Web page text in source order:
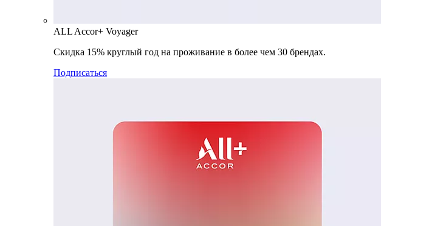
ALL Accor+ Voyager
Скидка 15% круглый год на проживание в более чем 30 брендах.
Подписаться